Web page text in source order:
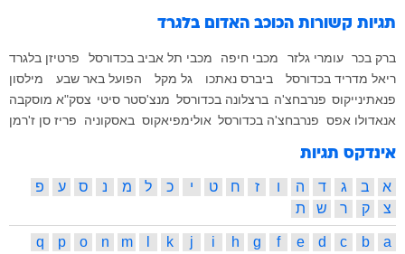
תגיות קשורות הכוכב האדום בלגרד
ברק בכר עומרי גלזר מכבי חיפה מכבי תל אביב בכדורסל
פרטיזן בלגרד
ריאל מדריד בכדורסל
ביברס נאתכו גל מקל הפועל באר שבע
מילסון
פנאתינייקוס פנרבחצ'ה ברצלונה בכדורסל מנצ'סטר סיטי צסק"א מוסקבה
אנאדולו אפס פנרבחצ'ה בכדורסל אולימפיאקוס באסקוניה פריז סן ז'רמן
אינדקס תגיות
א ב ג ד ה ו ז ח ט י כ ל מ נ ס ע
פ
צ
ק ר ש ת
a
b
c
d
e
f
g
h
i
j
k
m
n
o
p
q